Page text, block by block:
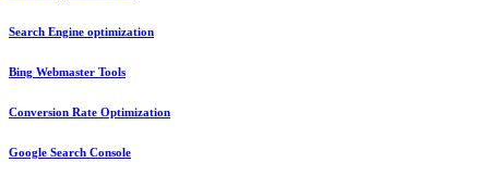
Search Engine optimization
Bing Webmaster Tools
Conversion Rate Optimization
Google Search Console